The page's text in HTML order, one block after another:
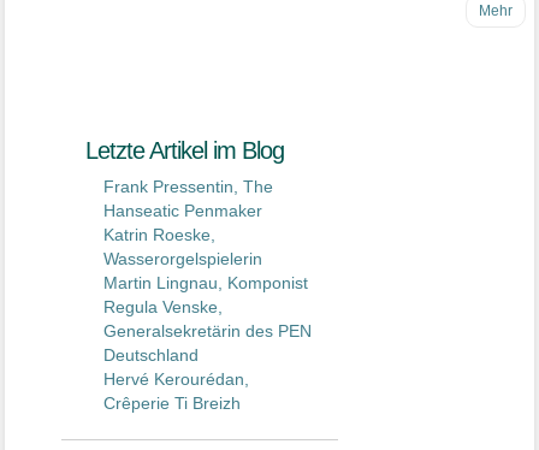
Mehr
Letzte Artikel im Blog
Frank Pressentin, The
Hanseatic Penmaker
Katrin Roeske,
Wasserorgelspielerin
Martin Lingnau, Komponist
Regula Venske,
Generalsekretärin des PEN
Deutschland
Hervé Kerourédan,
Crêperie Ti Breizh